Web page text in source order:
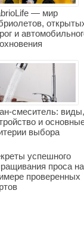
— мир
и
смеситель: виды,
и
выбора
успешного
проса на
проверенных